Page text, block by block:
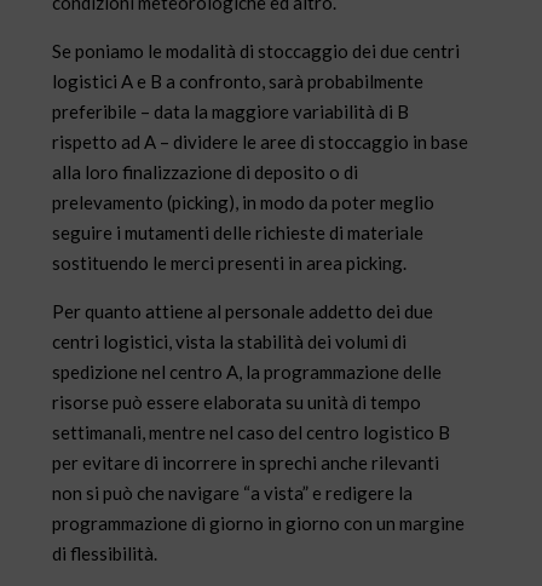
Se poniamo le modalità di stoccaggio dei due centri
logistici A e B a confronto, sarà probabilmente
preferibile – data la maggiore variabilità di B
rispetto ad A – dividere le aree di stoccaggio in base
alla loro finalizzazione di deposito o di
prelevamento (picking), in modo da poter meglio
seguire i mutamenti delle richieste di materiale
sostituendo le merci presenti in area picking.
Per quanto attiene al personale addetto dei due
centri logistici, vista la stabilità dei volumi di
spedizione nel centro A, la programmazione delle
risorse può essere elaborata su unità di tempo
settimanali, mentre nel caso del centro logistico B
per evitare di incorrere in sprechi anche rilevanti
non si può che navigare “a vista” e redigere la
programmazione di giorno in giorno con un margine
di flessibilità.